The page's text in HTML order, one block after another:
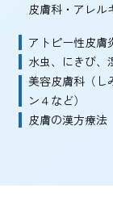
皮膚科・アレル
アトピー性皮膚
水虫、にきび、
美容皮膚科（し
ン４など）
皮膚の漢方療法